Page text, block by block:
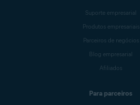
Suporte empresarial
Produtos empresariais
Parceiros de negócios
Blog empresarial
Afiliados
Para parceiros